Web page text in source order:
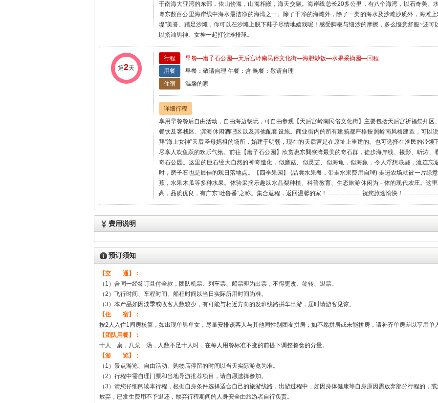
于南海大亚湾的东部，依山傍海，山海相嵌，海天交融。海岸线总长20多公里，有八个海湾，以石奇美、
粤东数百公里海岸线中海水最洁净的海湾之一。除了干净的海滩外，除了一类的海水及沙滩沙质外，海滩
堤"美誉。踏足沙滩，你可以在沙滩上脱下鞋子尽情地嬉戏呢！感受脚板与细沙的摩擦，多么惬意舒服~还
以搭讪男神、女神一起打沙滩排球。
第2天
行程
早餐—磨子石公园—天后宫岭南民俗文化街—海胆炒饭—水果采摘园—回程
用餐
早餐：敬请自理 午餐：含 晚餐：敬请自理
住宿
温馨的家
详细行程
享用早餐餐后自由活动，自由海边畅玩，可自由参观【天后宫岭南民俗文化街】主要包括天后宫祈福祭拜
餐饮及客栈区、滨海休闲酒吧区以及其他配套设施。商业街内的所有建筑都严格按照岭南风格建造，可以
拜“海上女神”天后圣母妈祖的场所，始建于明朝，现在的天后宫是在原址上重建的。也可选择在渔民的带
尽享人欢鱼跃的欢乐气氛。前往【磨子石公园】欣赏惠东巽寮湾最美的奇石群，徒步海岸线、摄影、听涛
奇石公园。这里的巨石经大自然的神奇造化，似磨菇、似灵芝、似海龟，似海象，令人浮想联翩，流连忘
时，磨子石也是最佳的观日落地点。【四季果园】 (品尝水果餐，带走水果费用自理) 走进农场就被一片绿
蕉，水果木瓜等多种水果。体验采摘乐趣以水晶梨种植、科普教育、生态旅游休闲为－体的现代农庄。这
高，品质优良，有广东“吐鲁番”之称。集合返程，返回温馨的家！………………祝您旅途愉快！
费用说明
预订须知
【交 通】：
（1）合同一经签订且付全款，团队机票、列车票、船票即为出票，不得更改、签转、退票。
（2）飞行时间、车程时间、船程时间以当日实际所用时间为准。
（3）本产品如因淡季或收客人数较少，有可能与相近方向的发班线路拼车出游，届时请游客见谅。
【住 宿】：
按2人入住1间房核算，如出现单男单女，尽量安排该客人与其他同性别团友拼房；如不愿拼房或未能拼房，请补齐单房差以享用单
【团队用餐】：
十人一桌，八菜一汤，人数不足十人时，在每人用餐标准不变的前提下调整餐食的分量。
【游 览】：
（1）景点游览、自由活动、购物店停留的时间以当天实际游览为准。
（2）行程中需自理门票和当地导游推荐项目，请自愿选择参加。
（3）请您仔细阅读本行程，根据自身条件选择适合自己的旅游线路，出游过程中，如因身体健康等自身原因需放弃部分行程的，
放弃，已发生费用不予退还，放弃行程期间的人身安全由旅游者自行负责。